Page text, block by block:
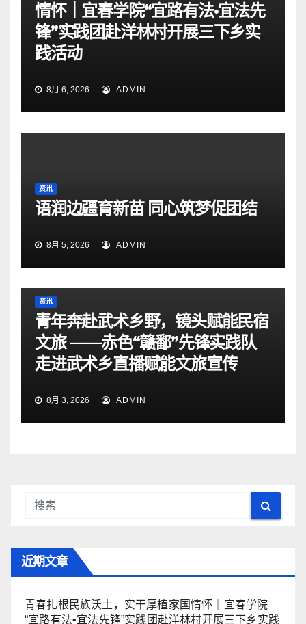
情怀｜宜春学院“宜路有法•宜法先
锋”实践团赴洋林村开展三下乡实
践活动
8月 6, 2026 ADMIN
资讯
语润边疆育新苗 同心筑梦促团结
8月 5, 2026 ADMIN
资讯
青年奔赴武术乡野，镜头赋能民宿
文旅 ——赤色“赣鄱”先锋实践队
走进武术乡直播赋能文旅宣传
8月 3, 2026 ADMIN
近期文章
青春扎根民族沃土，实干厚植家国情怀｜宜春学院
“宜路有法•宜法先锋”实践团赴洋林村开展三下乡实践